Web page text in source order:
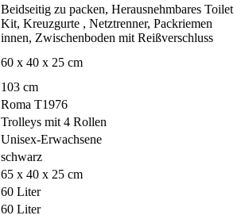
Beidseitig zu packen, Herausnehmbares Toilet
Kit, Kreuzgurte , Netztrenner, Packriemen
innen, Zwischenboden mit Reißverschluss
60 x 40 x 25 cm
103 cm
Roma T1976
Trolleys mit 4 Rollen
Unisex-Erwachsene
schwarz
65 x 40 x 25 cm
60 Liter
60 Liter